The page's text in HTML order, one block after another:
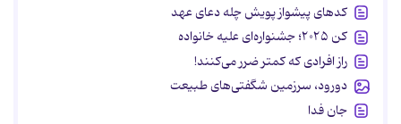
کدهای پیشواز پویش چله دعای عهد
کن ۲۰۲۵؛ جشنواره‌ای علیه خانواده
راز افرادی که کمتر ضرر می‌کنند!
دورود، سرزمین شگفتی‌های طبیعت
جان فدا